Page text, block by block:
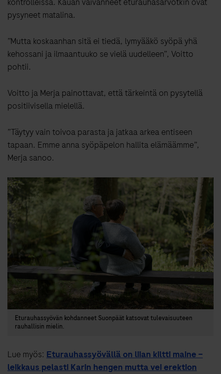
pysyneet matalina.
”Mutta koskaanhan sitä ei tiedä, lymyääkö syöpä yhä
kehossani ja ilmaantuuko se vielä uudelleen”, Voitto
pohtii.
Voitto ja Merja painottavat, että tärkeintä on pysytellä
positiivisella mielellä.
”Täytyy vain toivoa parasta ja jatkaa arkea entiseen
tapaan. Emme anna syöpäpelon hallita elämäämme”,
Merja sanoo.
Eturauhassyövän kohdanneet Suonpäät katsovat tulevaisuuteen
rauhallisin mielin.
Lue myös: Eturauhassyövällä on liian kiltti maine –
leikkaus pelasti Karin hengen mutta vei erektion